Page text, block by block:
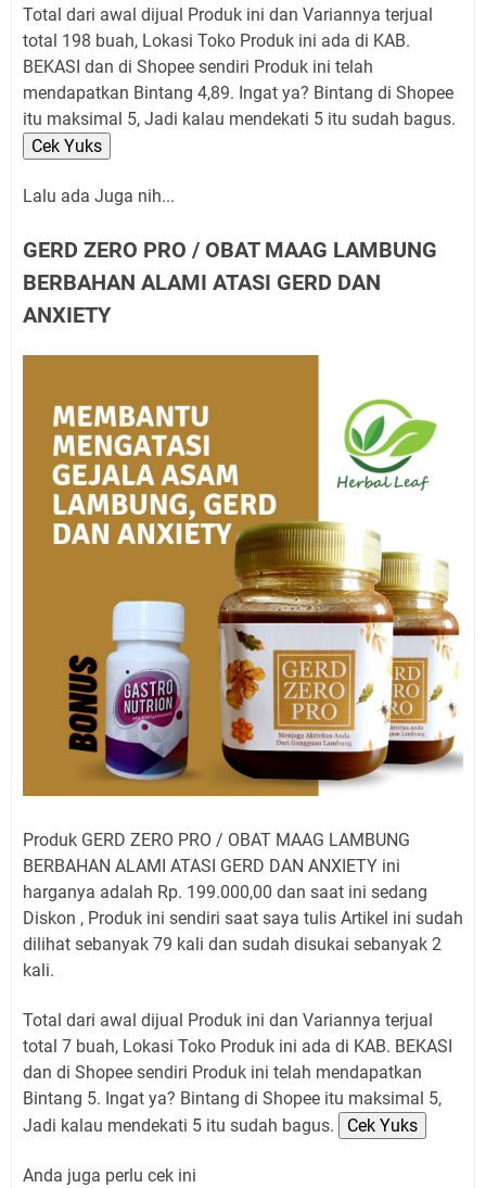
Total dari awal dijual Produk ini dan Variannya terjual
total 198 buah, Lokasi Toko Produk ini ada di KAB.
BEKASI dan di Shopee sendiri Produk ini telah
mendapatkan Bintang 4,89. Ingat ya? Bintang di Shopee
itu maksimal 5, Jadi kalau mendekati 5 itu sudah bagus.
Cek Yuks
Lalu ada Juga nih...
GERD ZERO PRO / OBAT MAAG LAMBUNG
BERBAHAN ALAMI ATASI GERD DAN
ANXIETY
Produk GERD ZERO PRO / OBAT MAAG LAMBUNG
BERBAHAN ALAMI ATASI GERD DAN ANXIETY ini
harganya adalah Rp. 199.000,00 dan saat ini sedang
Diskon , Produk ini sendiri saat saya tulis Artikel ini sudah
dilihat sebanyak 79 kali dan sudah disukai sebanyak 2
kali.
Total dari awal dijual Produk ini dan Variannya terjual
total 7 buah, Lokasi Toko Produk ini ada di KAB. BEKASI
dan di Shopee sendiri Produk ini telah mendapatkan
Bintang 5. Ingat ya? Bintang di Shopee itu maksimal 5,
Jadi kalau mendekati 5 itu sudah bagus.
Cek Yuks
Anda juga perlu cek ini